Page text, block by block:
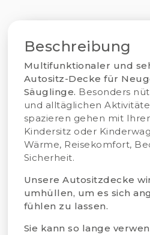
Beschreibung
Multifunktionaler und
Autositz-Decke für
Säuglinge. Besonders
und alltäglichen
spazieren gehen mit
Kindersitz oder
Wärme, Reisekomfort,
Sicherheit.
Unsere Autositzdecke
umhüllen, um es sich
fühlen zu lassen.
Sie kann so lange